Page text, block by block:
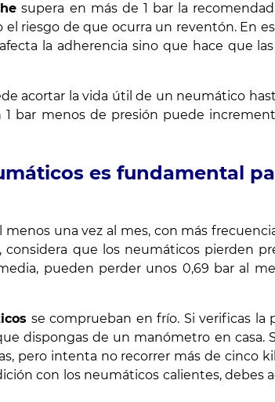
supera en más de 1 bar la
riesgo de que ocurra un reventón. En
la adherencia sino que hace que
acortar la vida útil de un neumático
bar menos de presión puede
es fundamental
menos una vez al mes, con más
que los neumáticos pierden
pueden perder unos 0,69 bar al
se comprueban en frío. Si verificas la
dispongas de un manómetro en casa.
pero intenta no recorrer más de cinco
con los neumáticos calientes, debes